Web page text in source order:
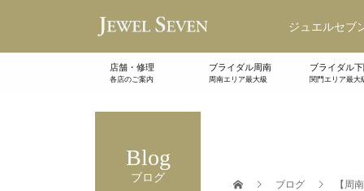
ジュエルセブ
店舗・修理
各店のご案内
ブライダル周南
周南エリア最大級
ブライダル
関門エリア最大
Blog
ブログ
ブログ 【周